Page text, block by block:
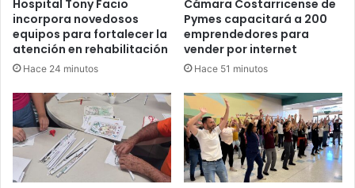
Hospital Tony Facio
incorpora novedosos
equipos para fortalecer la
atención en rehabilitación
Hace 24 minutos
Cámara Costarricense de
Pymes capacitará a 200
emprendedores para
vender por internet
Hace 51 minutos